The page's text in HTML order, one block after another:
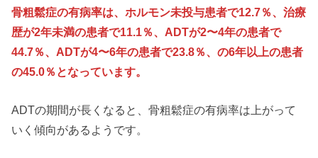
骨粗鬆症の有病率は、ホルモン未投与患者で12.7％、治療
歴が2年未満の患者で11.1％、ADTが2〜4年の患者で
44.7％、ADTが4〜6年の患者で23.8％、の6年以上の患者
の45.0％となっています。
ADTの期間が長くなると、骨粗鬆症の有病率は上がって
いく傾向があるようです。